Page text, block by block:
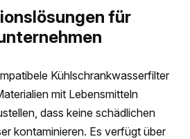
für
Kühlschrankwasserfilter
mit Lebensmitteln
dass keine schädlichen
kontaminieren. Es verfügt über